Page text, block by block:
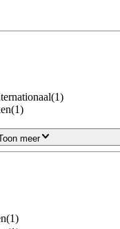
(1)
(1)
meer
(1)